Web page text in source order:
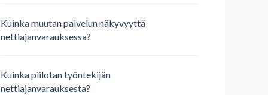
Kuinka muutan palvelun näkyvyyttä
nettiajanvarauksessa?
Kuinka piilotan työntekijän
nettiajanvarauksesta?